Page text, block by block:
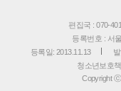
편집국 : 070-
등록번호 : 서
등록일: 2013.11.13
청소년보호
Copyright ⓒ